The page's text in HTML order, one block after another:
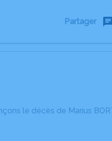
Partager
le décès de Marius